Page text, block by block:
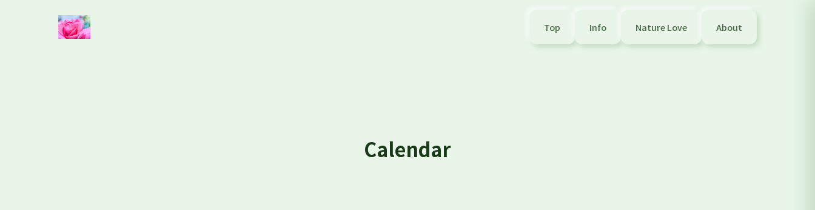
Top Info Nature Love About
Calendar